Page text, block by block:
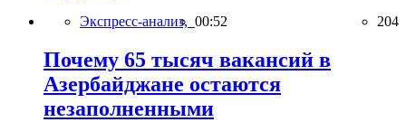
Экспресс-анализ, 00:52 204
Почему 65 тысяч вакансий в
Азербайджане остаются
незаполненными